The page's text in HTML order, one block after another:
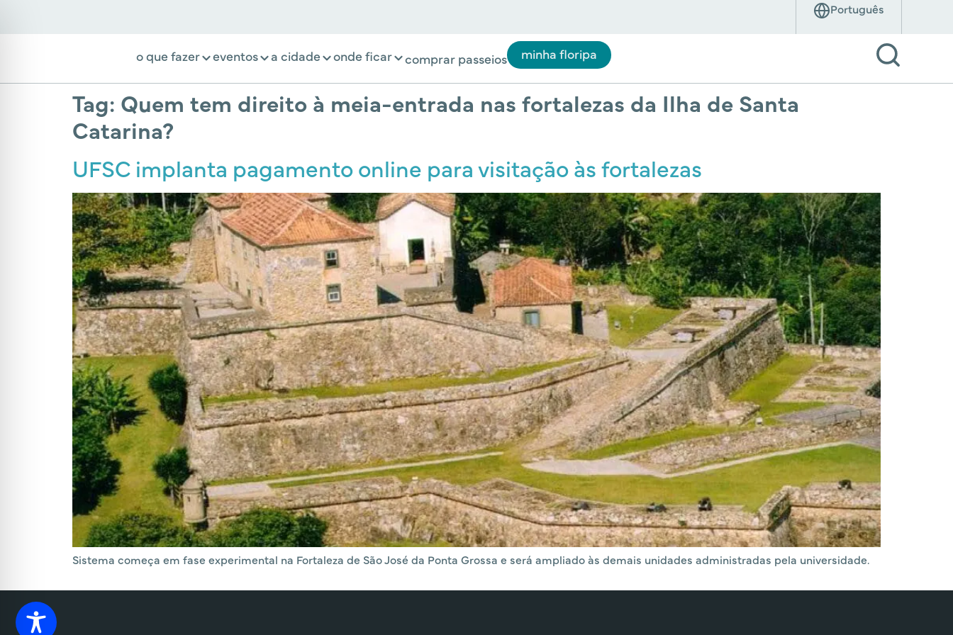
o que fazer eventos a cidade onde ficar comprar passeios minha floripa
Tag: Quem tem direito à meia-entrada nas fortalezas da Ilha de Santa
Catarina?
UFSC implanta pagamento online para visitação às fortalezas
Sistema começa em fase experimental na Fortaleza de São José da Ponta Grossa e será ampliado às demais unidades administradas pela universidade.